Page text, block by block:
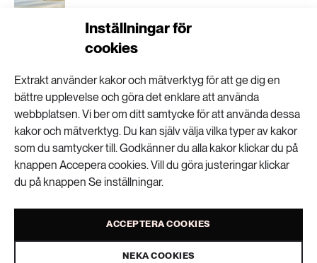
Inställningar för
cookies
Extrakt använder kakor och mätverktyg för att ge dig en
bättre upplevelse och göra det enklare att använda
webbplatsen. Vi ber om ditt samtycke för att använda dessa
kakor och mätverktyg. Du kan själv välja vilka typer av kakor
som du samtycker till. Godkänner du alla kakor klickar du på
knappen Accepera cookies. Vill du göra justeringar klickar
du på knappen Se inställningar.
ACCEPTERA COOKIES
NEKA COOKIES
Din badsjö kan ge
svalka på oväntat sätt
1 KLIMAT PUBLICERAD 18 JUNI 2026